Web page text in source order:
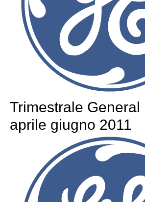
Trimestrale General
aprile giugno 2011